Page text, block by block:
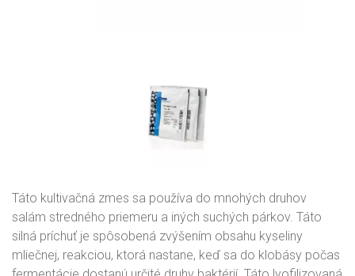
Táto kultivačná zmes sa používa do mnohých druhov
salám stredného priemeru a iných suchých párkov. Táto
silná príchuť je spôsobená zvýšením obsahu kyseliny
mliečnej, reakciou, ktorá nastane, keď sa do klobásy počas